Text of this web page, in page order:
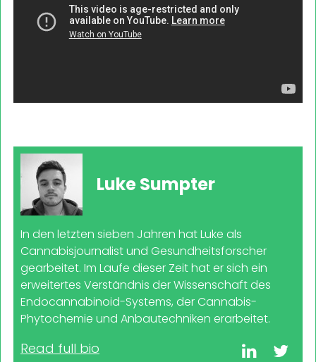
Luke Sumpter
In den letzten sieben Jahren hat Luke als
Cannabisjournalist und Gesundheitsforscher
gearbeitet. Im Laufe dieser Zeit hat er sich ein
erweitertes Verständnis der Wissenschaft des
Endocannabinoid-Systems, der Cannabis-
Phytochemie und Anbautechniken erarbeitet.
Read full bio